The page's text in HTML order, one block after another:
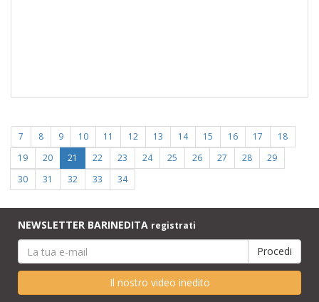
7 8 9 10 11 12 13 14 15 16 17
18
19
20 21 22 23 24 25 26 27 28
29
30
31 32 33 34
NEWSLETTER BARINEDITA registrati
Il nostro video inedito